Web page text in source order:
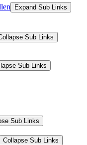
Expand Sub Links
Sub Links
Sub Links
Sub Links
Collapse Sub Links